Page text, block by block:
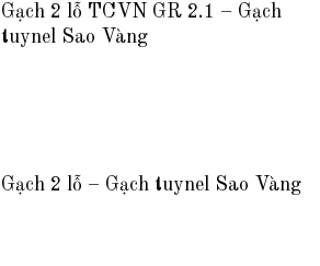
Gạch 2 lỗ TCVN GR 2.1 – Gạch
tuynel Sao Vàng
Gạch 2 lỗ – Gạch tuynel Sao Vàng